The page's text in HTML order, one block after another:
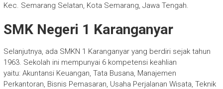
Kec. Semarang Selatan, Kota Semarang, Jawa Tengah.
SMK Negeri 1 Karanganyar
Selanjutnya, ada SMKN 1 Karanganyar yang berdiri sejak tahun
1963. Sekolah ini mempunyai 6 kompetensi keahlian
yaitu: Akuntansi Keuangan, Tata Busana, Manajemen
Perkantoran, Bisnis Pemasaran, Usaha Perjalanan Wisata, Teknik